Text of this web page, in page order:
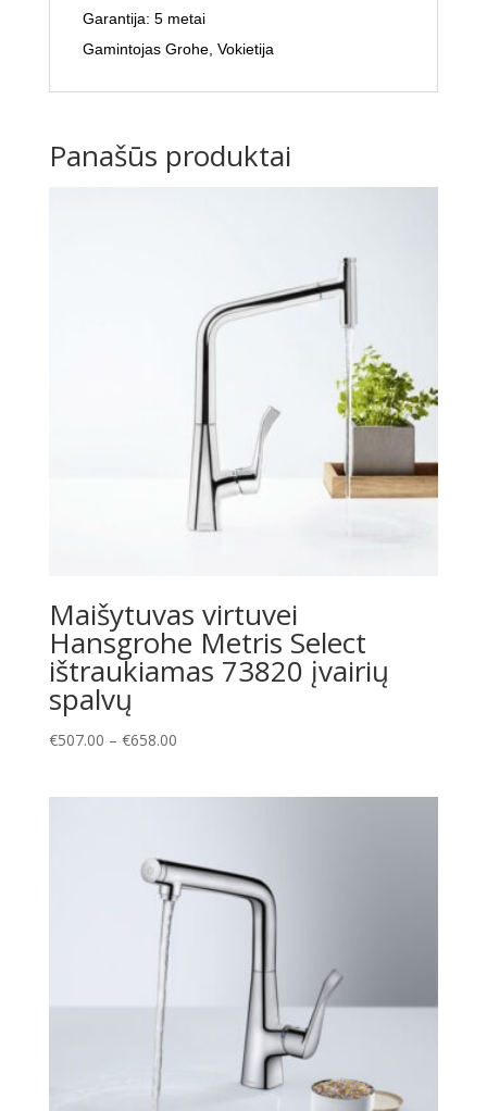
Garantija: 5 metai
Gamintojas Grohe, Vokietija
Panašūs produktai
Maišytuvas virtuvei
Hansgrohe Metris Select
ištraukiamas 73820 įvairių
spalvų
€507.00 – €658.00Price